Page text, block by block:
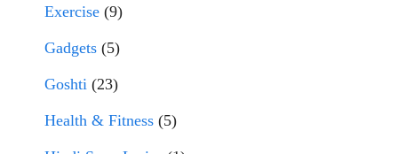
Exercise (9)
Gadgets (5)
Goshti (23)
Health & Fitness (5)